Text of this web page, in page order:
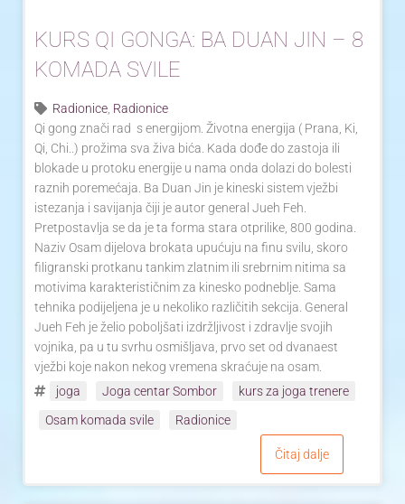
KURS QI GONGA: BA DUAN JIN – 8
KOMADA SVILE
Radionice Radionice
Qi gong znači rad s energijom. Životna energija ( Prana, Ki,
Qi, Chi..) prožima sva živa bića. Kada dođe do zastoja ili
blokade u protoku energije u nama onda dolazi do bolesti
raznih poremećaja. Ba Duan Jin je kineski sistem vježbi
istezanja i savijanja čiji je autor general Jueh Feh.
Pretpostavlja se da je ta forma stara otprilike, 800 godina.
Naziv Osam dijelova brokata upućuju na finu svilu, skoro
filigranski protkanu tankim zlatnim ili srebrnim nitima sa
motivima karakterističnim za kinesko podneblje. Sama
tehnika podijeljena je u nekoliko različitih sekcija. General
Jueh Feh je želio poboljšati izdržljivost i zdravlje svojih
vojnika, pa u tu svrhu osmišljava, prvo set od dvanaest
vježbi koje nakon nekog vremena skraćuje na osam.
joga
Joga centar Sombor
kurs za joga trenere
Osam komada svile
Radionice
Čitaj dalje